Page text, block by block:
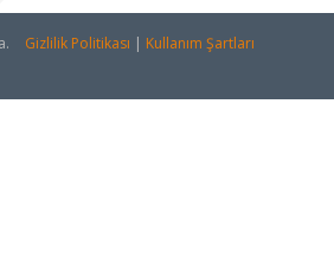
Gizlilik Politikası | Kullanım Şartları